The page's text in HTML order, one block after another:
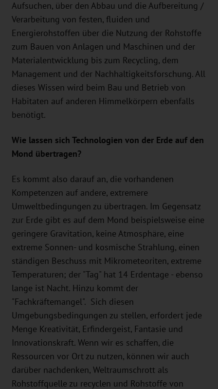
Aufsuchen, über den Abbau und die Aufbereitung /
Verarbeitung von festen, fluiden und
Energierohstoffen über die Nutzung der Rohstoffe
zum Bauen von Anlagen und Maschinen und der
Materialentwicklung bis zum Recycling, dem
Management und der Nachhaltigkeitsforschung. All
dieses Wissen wird beim Bau und Betrieb von
Habitaten auf anderen Himmelkörpern ebenfalls
benötigt.
Wie lassen sich Technologien von der Erde auf den
Mond übertragen?
Es kommt also darauf an, die vorhandenen
Kompetenzen auf andere, extremere
Umweltbedingungen zu übertragen. Im Gegensatz
zur Erde gibt es auf dem Mond beispielsweise eine
geringere Gravitation, keine Atmosphäre, eine
extreme Sonnen- und kosmische Strahlung, einen
ständigen Beschuss mit Mikrometeoriten, extreme
Temperaturen; der "Tag" hat 14 Erdentage - ebenso
lange ist Nacht. Hinzu kommt der
"Fachkräftemangel". Sich diesen
Umgebungsbedingungen zu stellen, erfordert jede
Menge Kreativität, Erfindergeist, Fantasie und
Innovationskraft. Wenn wir es schaffen, die
Ressourcen vor Ort zu nutzen, können wir auch
darüber nachdenken, Weltraumschrott als
Rohstoffquelle zu recyclen und Rohstoffe von